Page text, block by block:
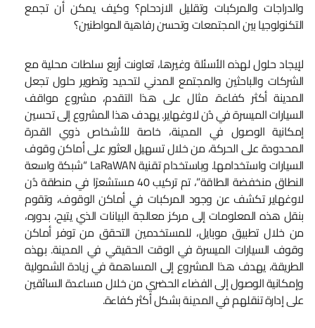
والدراجات والمركبات وتقليل الازدحام؟ وكيف يمكن أن تجمع
التكنولوجيا بين المجتمعات وتحسن رفاهية المواطنين؟
لإيجاد حلول لهذه الأسئلة وغيرها، تعاونت أربع سلطات محلية مع
الشركات والباحثين والمجتمع المدني لتحديد وتطوير حلول تجعل
المدينة أكثر كفاءة. مثال على هذا التقدم، مشروع مواقف
السيارات الميسرة في دُن لاوغهاير. يهدف هذا المشروع إلى تحسين
إمكانية الوصول في المدينة، خاصة للأشخاص ذوي القدرة
المحدودة على الحركة، من خلال تسهيل العثور على أماكن وقوف
السيارات واستخدامها. وباستخدام تقنية LaRaWAN “شبكة واسعة
النطاق منخفضة الطاقة”، تم تركيب 40 مستشعرًا في منطقة دُن
لاوغهاير تكشف عن وجود المركبات في أماكن الوقوف، وتقوم
بنقل هذه المعلومات إلى مركز معالجة البيانات الذي يتيح، بدوره،
من خلال تطبيق موبايل، للمستخدمين التحقق من توفر أماكن
وقوف السيارات الميسرة في الوقت الحقيقي في المدينة. بهذه
الطريقة، يهدف هذا المشروع إلى المساهمة في زيادة الشمولية
وإمكانية الوصول إلى الفضاء الحضري من خلال مساعدة السائقين
على إدارة تنقلهم في المدينة بشكل أكثر كفاءة.